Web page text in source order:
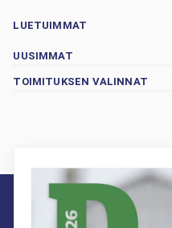
LUETUIMMAT
UUSIMMAT
TOIMITUKSEN VALINNAT